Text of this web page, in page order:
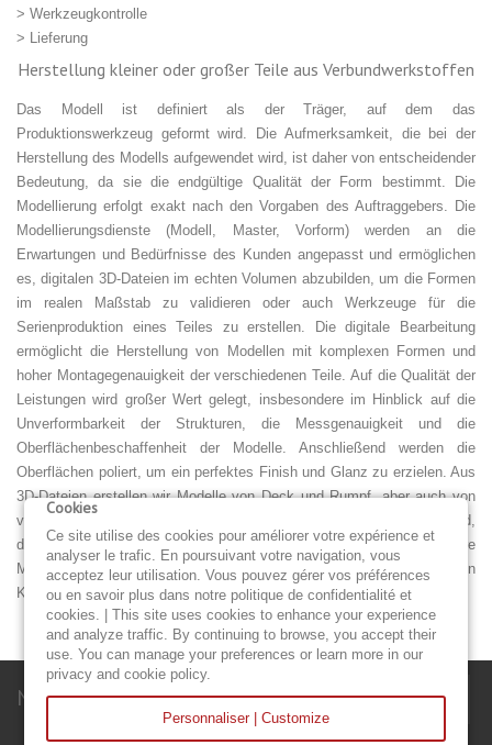
> Werkzeugkontrolle
> Lieferung
Herstellung kleiner oder großer Teile aus Verbundwerkstoffen
Das Modell ist definiert als der Träger, auf dem das
Produktionswerkzeug geformt wird. Die Aufmerksamkeit, die bei der
Herstellung des Modells aufgewendet wird, ist daher von entscheidender
Bedeutung, da sie die endgültige Qualität der Form bestimmt. Die
Modellierung erfolgt exakt nach den Vorgaben des Auftraggebers. Die
Modellierungsdienste (Modell, Master, Vorform) werden an die
Erwartungen und Bedürfnisse des Kunden angepasst und ermöglichen
es, digitalen 3D-Dateien im echten Volumen abzubilden, um die Formen
im realen Maßstab zu validieren oder auch Werkzeuge für die
Serienproduktion eines Teiles zu erstellen. Die digitale Bearbeitung
ermöglicht die Herstellung von Modellen mit komplexen Formen und
hoher Montagegenauigkeit der verschiedenen Teile. Auf die Qualität der
Leistungen wird großer Wert gelegt, insbesondere im Hinblick auf die
Unverformbarkeit der Strukturen, die Messgenauigkeit und die
Oberflächenbeschaffenheit der Modelle. Anschließend werden die
Oberflächen poliert, um ein perfektes Finish und Glanz zu erzielen. Aus
3D-Dateien erstellen wir Modelle von Deck und Rumpf, aber auch von
verschiedenen Teilen wie dem Kofferraumdeckel, dem Steuerstand,
dem Ruder, dem Schwert. Es besteht auch die Möglichkeit, uns Ihre
Modelle und Prototypen anzuvertrauen, um Ihre Projekte in
Konstruktionsbüros zu präsentieren und zu validieren.
Newsletter
Cookies
Ce site utilise des cookies pour améliorer votre expérience et
analyser le trafic. En poursuivant votre navigation, vous
acceptez leur utilisation. Vous pouvez gérer vos préférences
ou en savoir plus dans notre politique de confidentialité et
cookies. | This site uses cookies to enhance your experience
and analyze traffic. By continuing to browse, you accept their
use. You can manage your preferences or learn more in our
privacy and cookie policy.
Personnaliser | Customize